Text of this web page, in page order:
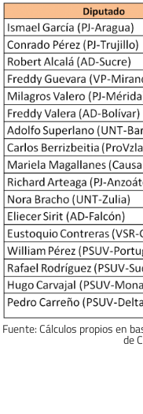
Fuente:Cálculos propios en
de